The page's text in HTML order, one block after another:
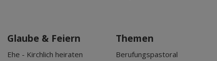
Glaube & Feiern
Ehe - Kirchlich heiraten
Themen
Berufungspastoral